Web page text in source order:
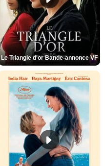
Le Triangle d'or Bande-annonce VF